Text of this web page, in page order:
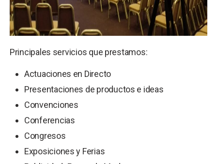
Principales servicios que prestamos:
Actuaciones en Directo
Presentaciones de productos e ideas
Convenciones
Conferencias
Congresos
Exposiciones y Ferias